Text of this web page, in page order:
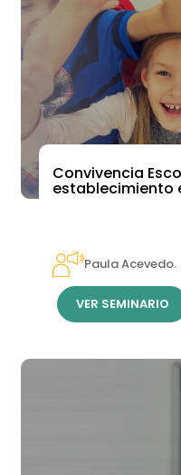
Convivencia
establecimiento
Paula Acevedo.
VER SEMINARIO